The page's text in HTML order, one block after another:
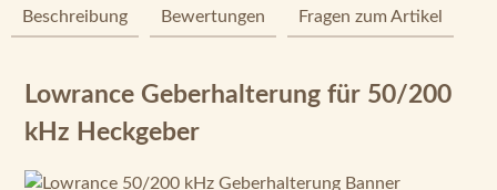
Beschreibung Bewertungen Fragen zum Artikel
Lowrance Geberhalterung für 50/200
kHz Heckgeber